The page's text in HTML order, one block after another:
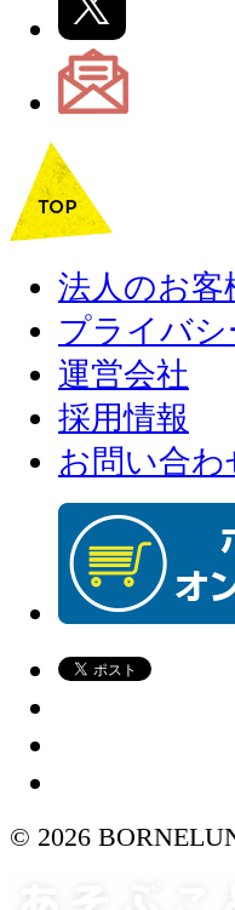
法人のお客
プライバ
運営会社
採用情報
お問い合わ
© 2026